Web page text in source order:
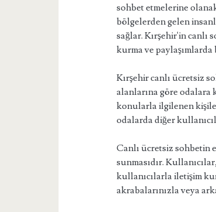
sohbet etmelerine
bölgelerden gelen
sağlar. Kırşehir'in canlı
kurma ve paylaşımlarda
Kırşehir canlı ücretsiz
alanlarına göre odalara
konularla ilgilenen
odalarda diğer
Canlı ücretsiz sohbetin
sunmasıdır.
kullanıcılarla iletişim
akrabalarınızla veya